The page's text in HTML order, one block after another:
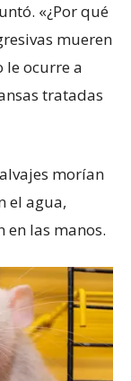
«¿Por qué
mueren
le ocurre a
tratadas
morían
el agua,
en las manos.